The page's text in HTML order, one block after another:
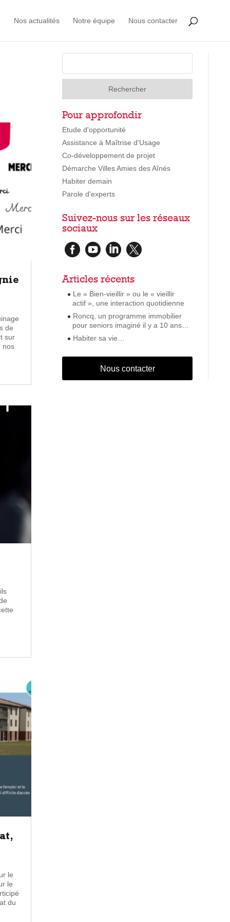
Nos actualités Notre équipe Nous contacter
de
sur
nos
le
le
du
Pour approfondir
Etude d'opportunité
Assistance à Maîtrise d'Usage
Co-développement de projet
Démarche Villes Amies des Aînés
Habiter demain
Parole d'experts
Suivez-nous sur les réseaux
sociaux
   
Articles récents
Le « Bien-vieillir » ou le « vieillir
actif », une interaction quotidienne
Roncq, un programme immobilier
pour seniors imaginé il y a 10 ans…
Habiter sa vie…
Nous contacter